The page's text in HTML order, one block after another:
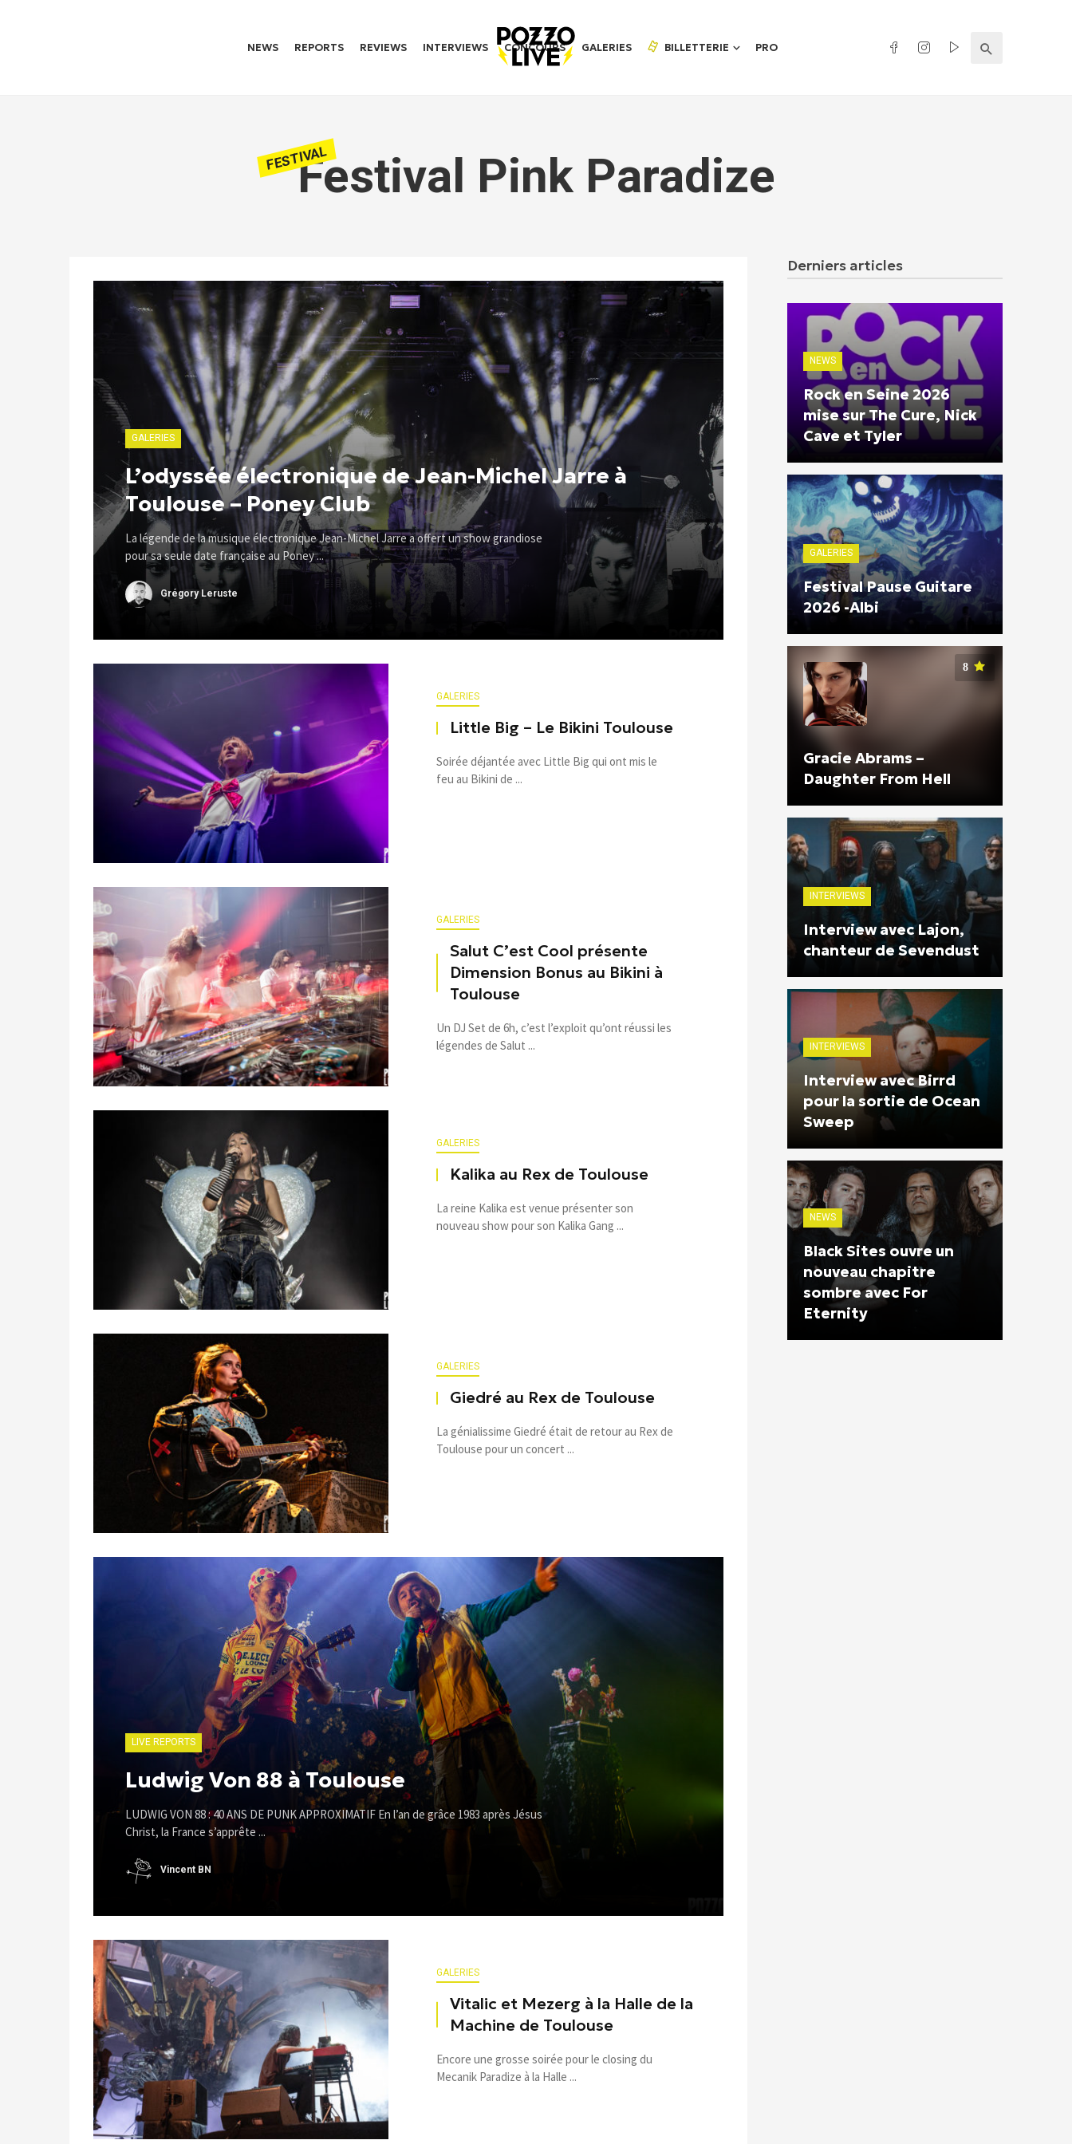
NEWS REPORTS REVIEWS INTERVIEWS CONCOURS GALERIES BILLETTERIE PRO
FESTIVALFestival Pink Paradize
GALERIES
L’odyssée électronique de Jean-Michel Jarre à
Toulouse – Poney Club
La légende de la musique électronique Jean-Michel Jarre a offert un show grandiose
pour sa seule date française au Poney ...
Grégory Leruste
GALERIES
Little Big – Le Bikini Toulouse
Soirée déjantée avec Little Big qui ont mis le
feu au Bikini de ...
GALERIES
Salut C’est Cool présente
Dimension Bonus au Bikini à
Toulouse
Un DJ Set de 6h, c’est l’exploit qu’ont réussi les
légendes de Salut ...
GALERIES
Kalika au Rex de Toulouse
La reine Kalika est venue présenter son
nouveau show pour son Kalika Gang ...
GALERIES
Giedré au Rex de Toulouse
La génialissime Giedré était de retour au Rex de
Toulouse pour un concert ...
LIVE REPORTS
Ludwig Von 88 à Toulouse
LUDWIG VON 88 : 40 ANS DE PUNK APPROXIMATIF En l’an de grâce 1983 après Jésus
Christ, la France s’apprête ...
Vincent BN
GALERIES
Vitalic et Mezerg à la Halle de la
Machine de Toulouse
Encore une grosse soirée pour le closing du
Mecanik Paradize à la Halle ...
Derniers articles
NEWS
Rock en Seine 2026
mise sur The Cure, Nick
Cave et Tyler
GALERIES
Festival Pause Guitare
2026 -Albi
8
Gracie Abrams –
Daughter From Hell
INTERVIEWS
Interview avec Lajon,
chanteur de Sevendust
INTERVIEWS
Interview avec Birrd
pour la sortie de Ocean
Sweep
NEWS
Black Sites ouvre un
nouveau chapitre
sombre avec For
Eternity